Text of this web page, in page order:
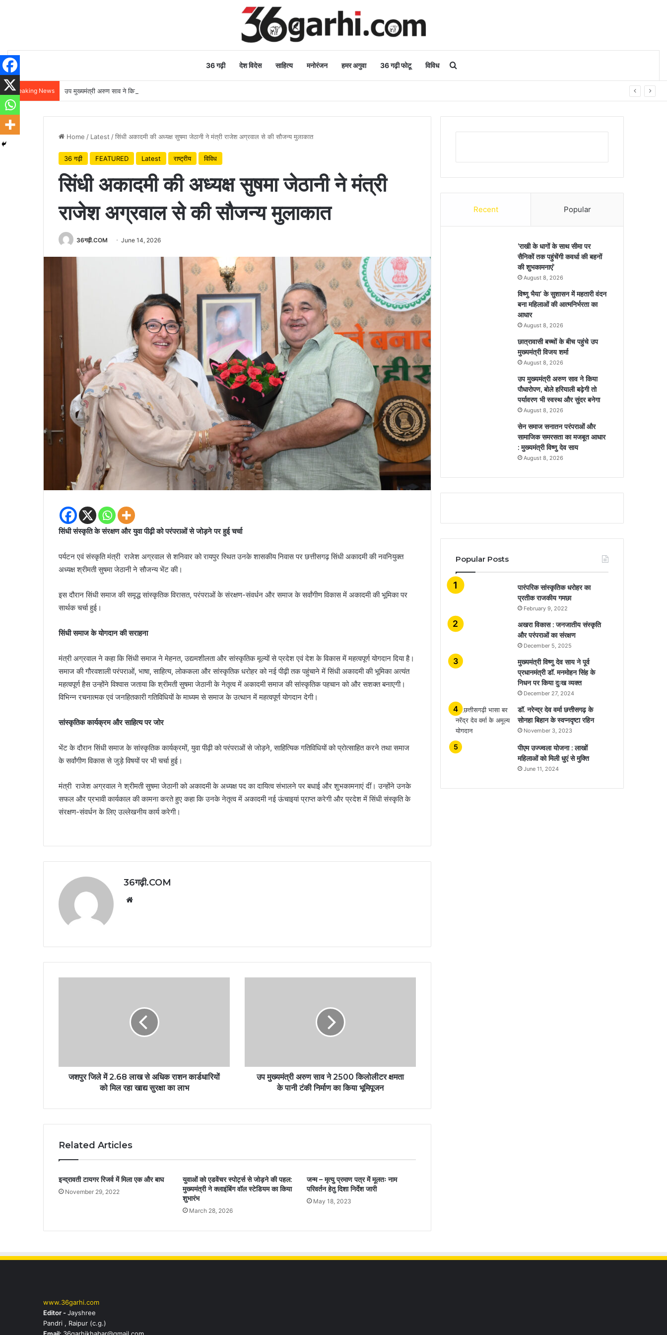
36 गढ़ी देश विदेस साहित्य मनोरंजन हमर अगुवा 36 गढ़ी फोटू विविध
Breaking News उप मुख्यमंत्री अरुण साव ने किया पौधारोपण, बोले हरियाली बढ़ेगी तो पर्यावरण भी स्वस्थ और सुंदर बनेगा
Home / Latest /सिंधी अकादमी की अध्यक्ष सुषमा जेठानी ने मंत्री राजेश अग्रवाल से की सौजन्य मुलाकात
36 गढ़ी FEATURED Latest राष्ट्रीय विविध
सिंधी अकादमी की अध्यक्ष सुषमा जेठानी ने मंत्री
राजेश अग्रवाल से की सौजन्य मुलाकात
36गढ़ी.COM June 14, 2026
सिंधी संस्कृति के संरक्षण और युवा पीढ़ी को परंपराओं से जोड़ने पर हुई चर्चा
पर्यटन एवं संस्कृति मंत्री राजेश अग्रवाल से शनिवार को रायपुर स्थित उनके शासकीय निवास पर छत्तीसगढ़ सिंधी अकादमी की नवनियुक्त
अध्यक्ष श्रीमती सुषमा जेठानी ने सौजन्य भेंट की।
इस दौरान सिंधी समाज की समृद्ध सांस्कृतिक विरासत, परंपराओं के संरक्षण-संवर्धन और समाज के सर्वांगीण विकास में अकादमी की भूमिका पर
सार्थक चर्चा हुई।
सिंधी समाज के योगदान की सराहना
मंत्री अग्रवाल ने कहा कि सिंधी समाज ने मेहनत, उद्यमशीलता और सांस्कृतिक मूल्यों से प्रदेश एवं देश के विकास में महत्वपूर्ण योगदान दिया है।
समाज की गौरवशाली परंपराओं, भाषा, साहित्य, लोककला और सांस्कृतिक धरोहर को नई पीढ़ी तक पहुंचाने में सिंधी अकादमी की भूमिका अत्यंत
महत्वपूर्ण हैस उन्होंने विश्वास जताया कि श्रीमती सुषमा जेठानी के नेतृत्व में अकादमी समाज की सांस्कृतिक पहचान को और सशक्त बनाएगी।
विभिन्न रचनात्मक एवं जनहितकारी गतिविधियों के माध्यम से समाज के उत्थान में महत्वपूर्ण योगदान देगी।
सांस्कृतिक कार्यक्रम और साहित्य पर जोर
भेंट के दौरान सिंधी समाज के सांस्कृतिक कार्यक्रमों, युवा पीढ़ी को परंपराओं से जोड़ने, साहित्यिक गतिविधियों को प्रोत्साहित करने तथा समाज
के सर्वांगीण विकास से जुड़े विषयों पर भी चर्चा हुई।
मंत्री राजेश अग्रवाल ने श्रीमती सुषमा जेठानी को अकादमी के अध्यक्ष पद का दायित्व संभालने पर बधाई और शुभकामनाएं दीं। उन्होंने उनके
सफल और प्रभावी कार्यकाल की कामना करते हुए कहा कि उनके नेतृत्व में अकादमी नई ऊंचाइयां प्राप्त करेगी और प्रदेश में सिंधी संस्कृति के
संरक्षण-संवर्धन के लिए उल्लेखनीय कार्य करेगी।
36गढ़ी.COM
जशपुर जिले में 2.68 लाख से अधिक राशन कार्डधारियों
को मिल रहा खाद्य सुरक्षा का लाभ
उप मुख्यमंत्री अरुण साव ने 2500 किलोलीटर क्षमता
के पानी टंकी निर्माण का किया भूमिपूजन
Related Articles
इन्द्रावती टायगर रिजर्व में मिला एक और बाघ
November 29, 2022
युवाओं को एडवेंचर स्पोर्ट्स से जोड़ने की पहल:
मुख्यमंत्री ने क्लाइंबिंग वॉल स्टेडियम का किया
शुभारंभ
March 28, 2026
जन्म – मृत्यु प्रमाण पत्र में मूलतः नाम
परिवर्तन हेतु दिशा निर्देश जारी
May 18, 2023
Recent Popular
’राखी के धागों के साथ सीमा पर
सैनिकों तक पहुंचेंगी कवर्धा की बहनों
की शुभकामनाएं’
August 8, 2026
विष्णु भैया’ के सुशासन में महतारी वंदन
बना महिलाओं की आत्मनिर्भरता का
आधार
August 8, 2026
छात्रावासी बच्चों के बीच पहुंचे उप
मुख्यमंत्री विजय शर्मा
August 8, 2026
उप मुख्यमंत्री अरुण साव ने किया
पौधारोपण, बोले हरियाली बढ़ेगी तो
पर्यावरण भी स्वस्थ और सुंदर बनेगा
August 8, 2026
सेन समाज सनातन परंपराओं और
सामाजिक समरसता का मजबूत आधार
: मुख्यमंत्री विष्णु देव साय
August 8, 2026
Popular Posts
​​​​​​​पारंपरिक सांस्कृतिक धरोहर का
प्रतीक राजकीय गमछा
February 9, 2022
अखरा विकास : जनजातीय संस्कृति
और परंपराओं का संरक्षण
December 5, 2025
मुख्यमंत्री विष्णु देव साय ने पूर्व
प्रधानमंत्री डॉ. मनमोहन सिंह के
निधन पर किया दुःख व्यक्त
December 27, 2024
डॉ. नरेन्द्र देव वर्मा छत्तीसगढ़ के
सोनहा बिहान के स्वप्नदृष्टा रहिन
November 3, 2023
पीएम उज्ज्वला योजना : लाखों
महिलाओं को मिली धुएं से मुक्ति
June 11, 2024
www.36garhi.com
Editor -Jayshree
Pandri , Raipur (c.g.)